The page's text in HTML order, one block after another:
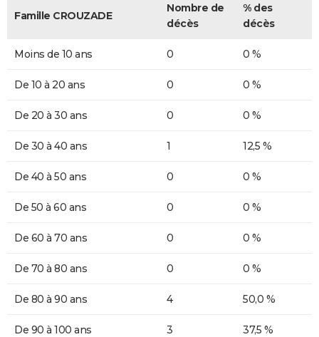
Famille CROUZADE
Nombre de
décès
% des
décès
Moins de 10 ans 0 0 %
De 10 à 20 ans 0 0 %
De 20 à 30 ans 0 0 %
De 30 à 40 ans 1 12,5 %
De 40 à 50 ans 0 0 %
De 50 à 60 ans 0 0 %
De 60 à 70 ans 0 0 %
De 70 à 80 ans 0 0 %
De 80 à 90 ans 4 50,0 %
De 90 à 100 ans 3 37,5 %